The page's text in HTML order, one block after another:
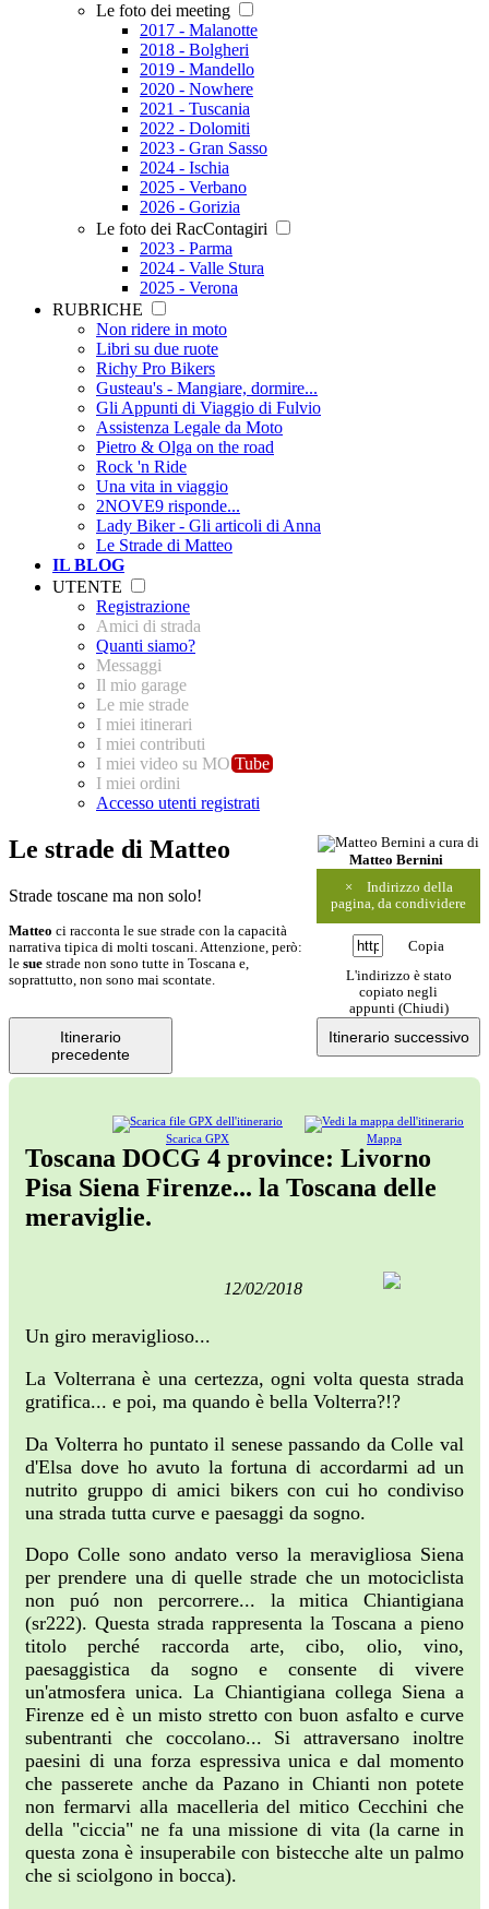
Le foto dei meeting
2017 - Malanotte
2018 - Bolgheri
2019 - Mandello
2020 - Nowhere
2021 - Tuscania
2022 - Dolomiti
2023 - Gran Sasso
2024 - Ischia
2025 - Verbano
2026 - Gorizia
Le foto dei RacContagiri
2023 - Parma
2024 - Valle Stura
2025 - Verona
RUBRICHE
Non ridere in moto
Libri su due ruote
Richy Pro Bikers
Gusteau's - Mangiare, dormire...
Gli Appunti di Viaggio di Fulvio
Assistenza Legale da Moto
Pietro & Olga on the road
Rock 'n Ride
Una vita in viaggio
2NOVE9 risponde...
Lady Biker - Gli articoli di Anna
Le Strade di Matteo
IL BLOG
UTENTE
Registrazione
Amici di strada
Quanti siamo?
Messaggi
Il mio garage
Le mie strade
I miei itinerari
I miei contributi
I miei video su MO Tube
I miei ordini
Accesso utenti registrati
a cura di
Matteo Bernini
×
Indirizzo della
pagina, da condividere
Copia
L'indirizzo è stato
copiato negli
appunti (Chiudi)
Le strade di Matteo
Strade toscane ma non solo!
Matteo ci racconta le sue strade con la capacità
narrativa tipica di molti toscani. Attenzione, però:
le sue strade non sono tutte in Toscana e,
soprattutto, non sono mai scontate.
Itinerario
precedente
Itinerario successivo
Mappa
Scarica GPX
Toscana DOCG 4 province: Livorno
Pisa Siena Firenze... la Toscana delle
meraviglie.
12/02/2018
Un giro meraviglioso...
La Volterrana è una certezza, ogni volta questa strada
gratifica... e poi, ma quando è bella Volterra?!?
Da Volterra ho puntato il senese passando da Colle val
d'Elsa dove ho avuto la fortuna di accordarmi ad un
nutrito gruppo di amici bikers con cui ho condiviso
una strada tutta curve e paesaggi da sogno.
Dopo Colle sono andato verso la meravigliosa Siena
per prendere una di quelle strade che un motociclista
non puó non percorrere... la mitica Chiantigiana
(sr222). Questa strada rappresenta la Toscana a pieno
titolo perché raccorda arte, cibo, olio, vino,
paesaggistica da sogno e consente di vivere
un'atmosfera unica. La Chiantigiana collega Siena a
Firenze ed è un misto stretto con buon asfalto e curve
subentranti che coccolano... Si attraversano inoltre
paesini di una forza espressiva unica e dal momento
che passerete anche da Pazano in Chianti non potete
non fermarvi alla macelleria del mitico Cecchini che
della "ciccia" ne fa una missione di vita (la carne in
questa zona è insuperabile con bistecche alte un palmo
che si sciolgono in bocca).